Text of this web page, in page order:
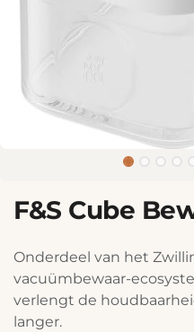
F&S Cube
Onderdeel van het
vacuümbewaar-
verlengt de
langer.